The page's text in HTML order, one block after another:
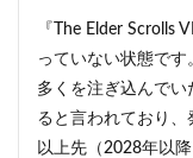
『The Elder Scrolls
っていない状態で
多くを注ぎ込んでい
ると言われており
以上先（2028年以